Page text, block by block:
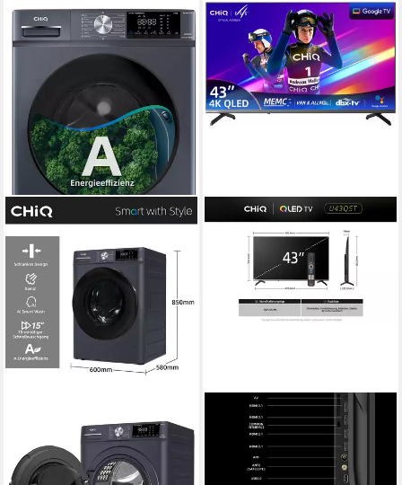
Waschmaschine Space Pro
CFL90-14586IM3XA
9 kg
Kapazität Waschen
U43QST QLED-Fernseher
109 cm/43 Zoll Diagonale
Bildschirmtechnologie